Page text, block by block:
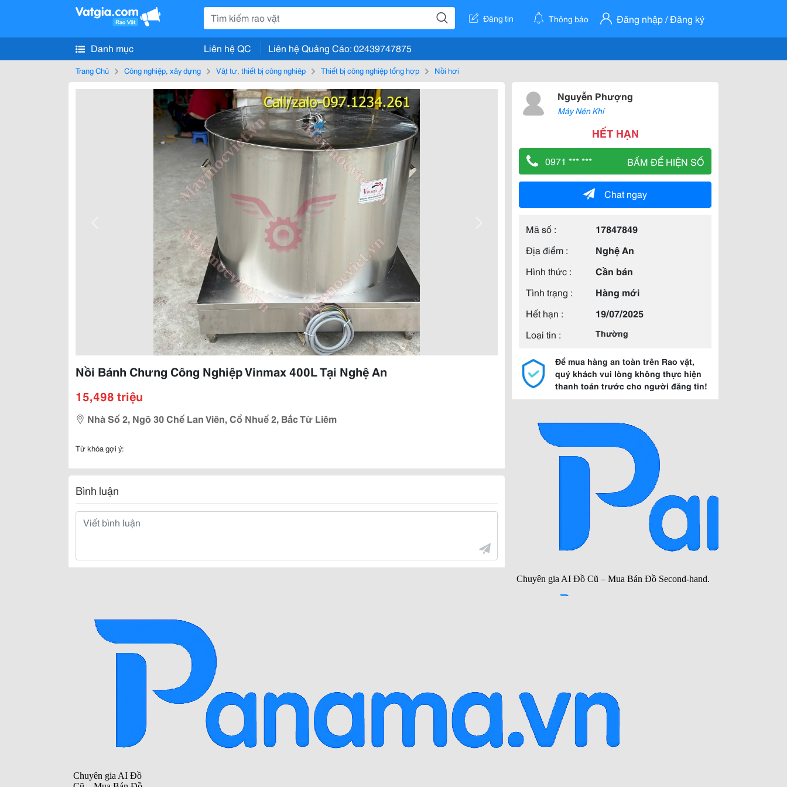
Đăng tin Thông báo Đăng nhập / Đăng ký
Danh mục Liên hệ QC Liên hệ Quảng Cáo: 02439747875
Trang Chủ Công nghiệp, xây dựng Vật tư, thiết bị công nghiệp Thiết bị công nghiệp tổng hợp Nồi hơi
Nồi Bánh Chưng Công Nghiệp Vinmax 400L Tại Nghệ An
15,498 triệu
Nhà Số 2, Ngõ 30 Chế Lan Viên, Cổ Nhuế 2, Bắc Từ Liêm
Từ khóa gợi ý:
Bình luận
Nguyễn Phượng
Máy Nén Khí
HẾT HẠN
0971 *** *** BẤM ĐỂ HIỆN SỐ
Chat ngay
Mã số :
17847849
Địa điểm :
Nghệ An
Hình thức :
Cần bán
Tình trạng :
Hàng mới
Hết hạn :
19/07/2025
Loại tin :
Thường
Để mua hàng an toàn trên Rao vặt,
quý khách vui lòng không thực hiện
thanh toán trước cho người đăng tin!